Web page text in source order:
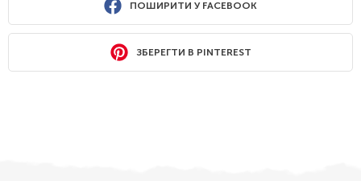
ПОШИРИТИ У FACEBOOK
ЗБЕРЕГТИ В PINTEREST